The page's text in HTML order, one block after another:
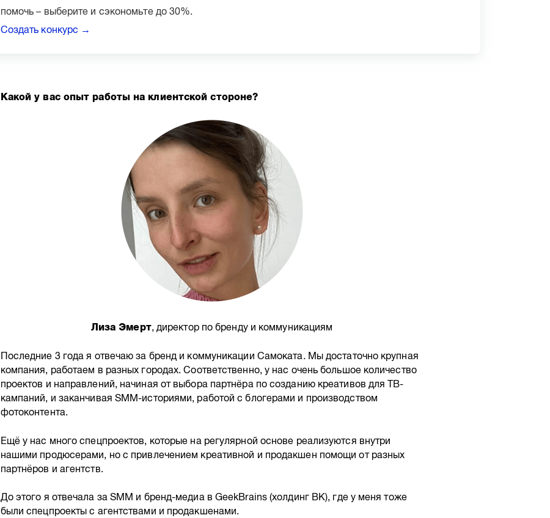
помочь – выберите и сэкономьте до 30%.
Создать конкурс →
Какой у вас опыт работы на клиентской стороне?
Лиза Эмерт, директор по бренду и коммуникациям
Последние 3 года я отвечаю за бренд и коммуникации Самоката. Мы достаточно крупная
компания, работаем в разных городах. Соответственно, у нас очень большое количество
проектов и направлений, начиная от выбора партнёра по созданию креативов для ТВ-
кампаний, и заканчивая SMM-историями, работой с блогерами и производством
фотоконтента.
Ещё у нас много спецпроектов, которые на регулярной основе реализуются внутри
нашими продюсерами, но с привлечением креативной и продакшен помощи от разных
партнёров и агентств.
До этого я отвечала за SMM и бренд-медиа в GeekBrains (холдинг ВК), где у меня тоже
были спецпроекты с агентствами и продакшенами.